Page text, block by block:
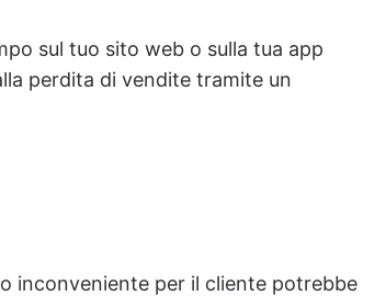
sul tuo sito web o sulla tua app
perdita di vendite tramite un
inconveniente per il cliente potrebbe